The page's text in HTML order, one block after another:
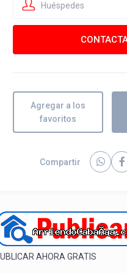
Huéspedes
Agregar a los
favoritos
Compartir
AHORA GRATIS